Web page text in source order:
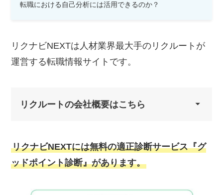
転職における自己分析には活用できるのか？
リクナビNEXTは人材業界最大手のリクルートが
運営する転職情報サイトです。
リクルートの会社概要はこちら
名
創
2012年10月1日
リクナビNEXTには無料の適正診断サービス『グ
ッドポイント診断』があります。